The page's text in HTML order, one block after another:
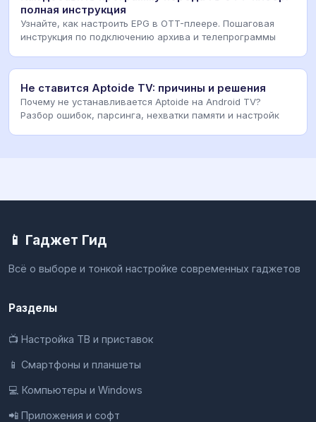
полная инструкция
Узнайте, как настроить EPG в OTT-плеере. Пошаговая
инструкция по подключению архива и телепрограммы
Не ставится Aptoide TV: причины и решения
Почему не устанавливается Aptoide на Android TV?
Разбор ошибок, парсинга, нехватки памяти и настройк
📱 Гаджет Гид
Всё о выборе и тонкой настройке современных гаджетов
Разделы
📺 Настройка ТВ и приставок
📱 Смартфоны и планшеты
💻 Компьютеры и Windows
📲 Приложения и софт